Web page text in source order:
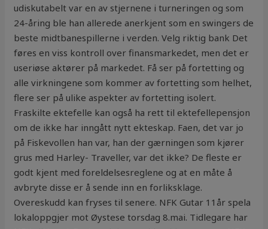
udiskutabelt var en av stjernene i turneringen og som
24-åring ble han allerede anerkjent som en swingers de
beste midtbanespillerne i verden. Velg riktig bank Det
føres en viss kontroll over finansmarkedet, men det er
useriøse aktører på markedet. Få ser på fortetting og
alle virkningene som kommer av fortetting som helhet,
flere ser på ulike aspekter av fortetting isolert.
Fraskilte ektefelle kan også ha rett til ektefellepensjon
om de ikke har inngått nytt ekteskap. Faen, det var jo
på Fiskevollen han var, han der gærningen som kjører
grus med Harley- Traveller, var det ikke? De fleste er
godt kjent med foreldelsesreglene og at en måte å
avbryte disse er å sende inn en forliksklage.
Overeskudd kan fryses til senere. NFK Gutar 11år spela
lokaloppgjer mot Øystese torsdag 8.mai. Tidlegare har